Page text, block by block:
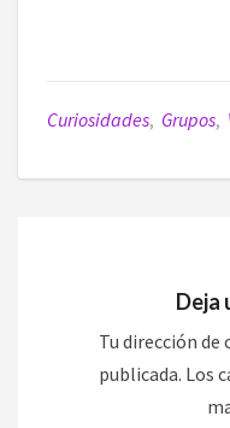
Curiosidades, Grupos,
Deja
Tu dirección
publicada. Los